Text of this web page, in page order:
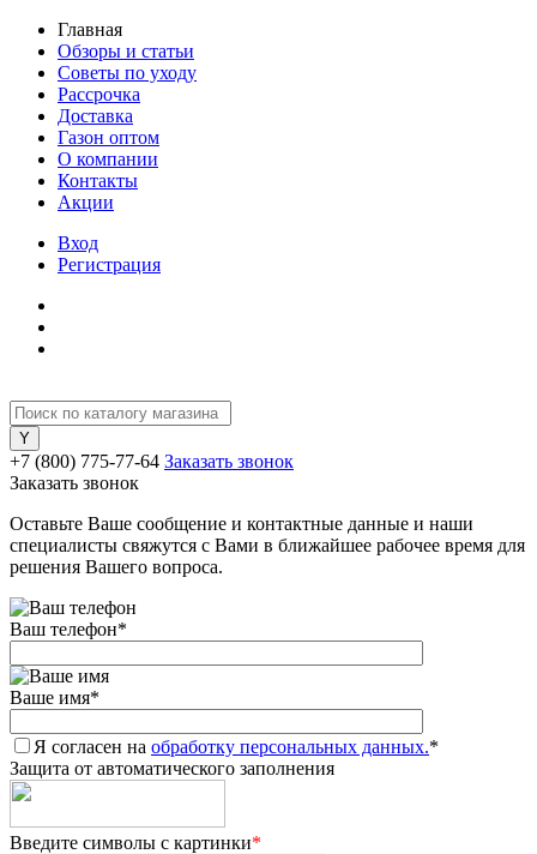
Главная
Обзоры и статьи
Советы по уходу
Рассрочка
Доставка
Газон оптом
О компании
Контакты
Акции
Вход
Регистрация
+7 (800) 775-77-64 Заказать звонок
Заказать звонок
Оставьте Ваше сообщение и контактные данные и наши
специалисты свяжутся с Вами в ближайшее рабочее время для
решения Вашего вопроса.
Ваш телефон*
Ваше имя*
Я согласен на обработку персональных данных.*
Защита от автоматического заполнения
Введите символы с картинки*